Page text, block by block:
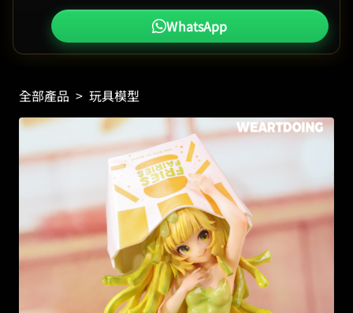
WhatsApp
全部產品 > 玩具模型